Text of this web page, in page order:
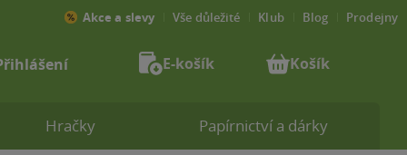
Hračky Papírnictví a dárky
Akce a slevy Vše důležité Klub Blog Prodejny
E-košík Košík